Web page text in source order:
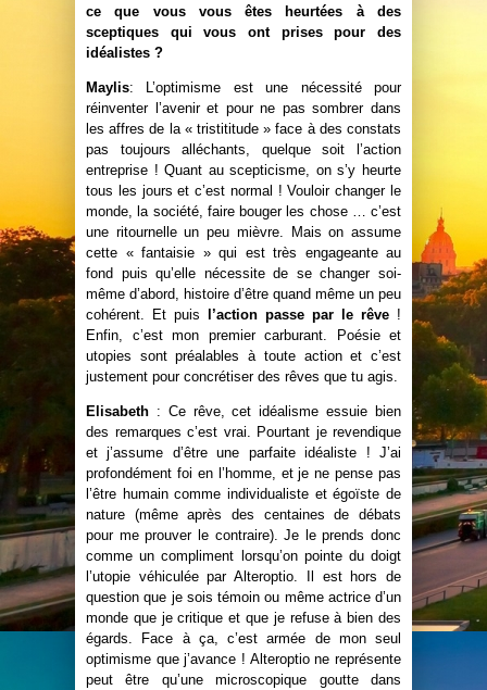
ce que vous vous êtes heurtées à des
sceptiques qui vous ont prises pour des
idéalistes ?
Maylis: L’optimisme est une nécessité pour
réinventer l’avenir et pour ne pas sombrer dans
les affres de la « tristititude » face à des constats
pas toujours alléchants, quelque soit l’action
entreprise ! Quant au scepticisme, on s’y heurte
tous les jours et c’est normal ! Vouloir changer le
monde, la société, faire bouger les chose … c’est
une ritournelle un peu mièvre. Mais on assume
cette « fantaisie » qui est très engageante au
fond puis qu’elle nécessite de se changer soi-
même d’abord, histoire d’être quand même un peu
cohérent. Et puis l’action passe par le rêve !
Enfin, c’est mon premier carburant. Poésie et
utopies sont préalables à toute action et c’est
justement pour concrétiser des rêves que tu agis.
Elisabeth : Ce rêve, cet idéalisme essuie bien
des remarques c’est vrai. Pourtant je revendique
et j’assume d’être une parfaite idéaliste ! J’ai
profondément foi en l’homme, et je ne pense pas
l’être humain comme individualiste et égoïste de
nature (même après des centaines de débats
pour me prouver le contraire). Je le prends donc
comme un compliment lorsqu’on pointe du doigt
l’utopie véhiculée par Alteroptio. Il est hors de
question que je sois témoin ou même actrice d’un
monde que je critique et que je refuse à bien des
égards. Face à ça, c’est armée de mon seul
optimisme que j’avance ! Alteroptio ne représente
peut être qu’une microscopique goutte dans